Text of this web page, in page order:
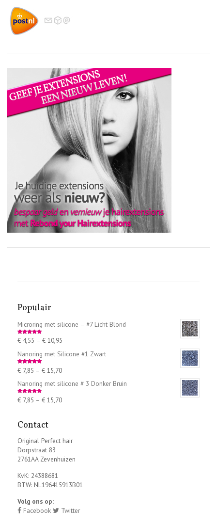
Populair
Microring met silicone – #7 Licht Blond
Rated5.00
out of 5
€4,55 – €10,95
Nanoring met Silicone #1 Zwart
Rated5.00
out of 5
€7,85 – €15,70
Nanoring met silicone # 3 Donker Bruin
Rated5.00
out of 5
€7,85 – €15,70
Contact
Original Perfect hair
Dorpstraat 83
2761AA Zevenhuizen
KvK: 24388681
BTW: NL196415913B01
Volg ons op:
Facebook
Twitter